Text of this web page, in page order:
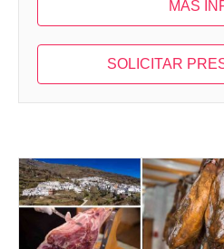
MAS
SOLICITAR